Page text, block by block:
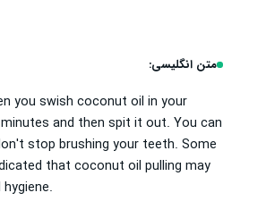
متن انگلیسی:
you swish coconut oil in your
and then spit it out. You can
stop brushing your teeth. Some
that coconut oil pulling may